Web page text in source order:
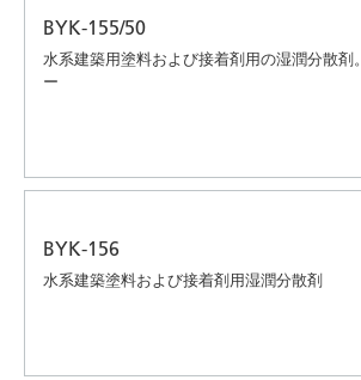
BYK-155/50
水系建築用塗料および接着剤用の湿潤分散剤
ー
BYK-156
水系建築塗料および接着剤用湿潤分散剤